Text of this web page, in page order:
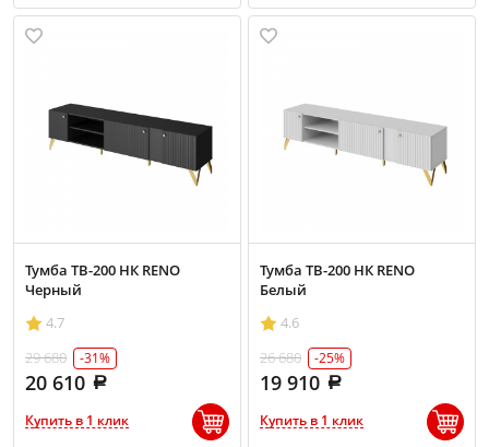
Тумба ТВ-200 НК RENO
Черный
4.7
29 680
-31%
20 610
Купить в 1 клик
Тумба ТВ-200 НК RENO
Белый
4.6
26 680
-25%
19 910
Купить в 1 клик